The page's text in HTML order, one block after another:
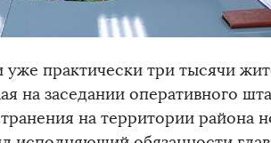
уже практически три тысячи
на заседании оперативного
на территории района